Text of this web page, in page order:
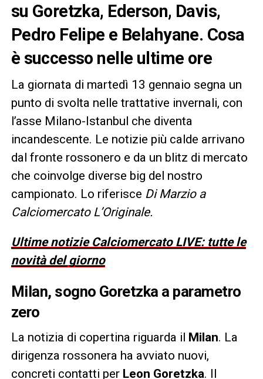
su Goretzka, Ederson, Davis,
Pedro Felipe e Belahyane. Cosa
è successo nelle ultime ore
La giornata di martedì 13 gennaio segna un
punto di svolta nelle trattative invernali, con
l’asse Milano-Istanbul che diventa
incandescente. Le notizie più calde arrivano
dal fronte rossonero e da un blitz di mercato
che coinvolge diverse big del nostro
campionato. Lo riferisce Di Marzio a
Calciomercato L’Originale.
Ultime notizie Calciomercato LIVE: tutte le
novità del giorno
Milan, sogno Goretzka a parametro
zero
La notizia di copertina riguarda il Milan. La
dirigenza rossonera ha avviato nuovi,
concreti contatti per Leon Goretzka. Il